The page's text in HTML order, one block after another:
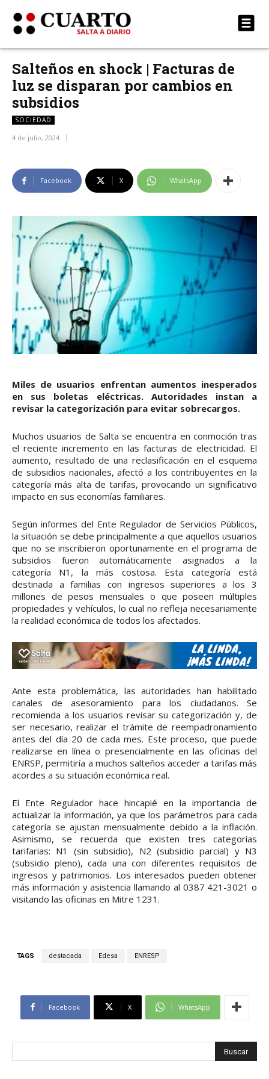
Salteños en shock | Facturas de
luz se disparan por cambios en
subsidios
SOCIEDAD
4 de julio, 2024
Facebook X WhatsApp
Miles de usuarios enfrentan aumentos inesperados
en sus boletas eléctricas. Autoridades instan a
revisar la categorización para evitar sobrecargos.
Muchos usuarios de Salta se encuentra en conmoción tras
el reciente incremento en las facturas de electricidad. El
aumento, resultado de una reclasificación en el esquema
de subsidios nacionales, afectó a los contribuyentes en la
categoría más alta de tarifas, provocando un significativo
impacto en sus economías familiares.
Según informes del Ente Regulador de Servicios Públicos,
la situación se debe principalmente a que aquellos usuarios
que no se inscribieron oportunamente en el programa de
subsidios fueron automáticamente asignados a la
categoría N1, la más costosa. Esta categoría está
destinada a familias con ingresos superiores a los 3
millones de pesos mensuales o que poseen múltiples
propiedades y vehículos, lo cual no refleja necesariamente
la realidad económica de todos los afectados.
Ante esta problemática, las autoridades han habilitado
canales de asesoramiento para los ciudadanos. Se
recomienda a los usuarios revisar su categorización y, de
ser necesario, realizar el trámite de reempadronamiento
antes del día 20 de cada mes. Este proceso, que puede
realizarse en línea o presencialmente en las oficinas del
ENRSP, permitiría a muchos salteños acceder a tarifas más
acordes a su situación económica real.
El Ente Regulador hace hincapié en la importancia de
actualizar la información, ya que los parámetros para cada
categoría se ajustan mensualmente debido a la inflación.
Asimismo, se recuerda que existen tres categorías
tarifarias: N1 (sin subsidio), N2 (subsidio parcial) y N3
(subsidio pleno), cada una con diferentes requisitos de
ingresos y patrimonios. Los interesados pueden obtener
más información y asistencia llamando al 0387 421-3021 o
visitando las oficinas en Mitre 1231.
TAGS destacada Edesa ENRESP
Facebook X WhatsApp